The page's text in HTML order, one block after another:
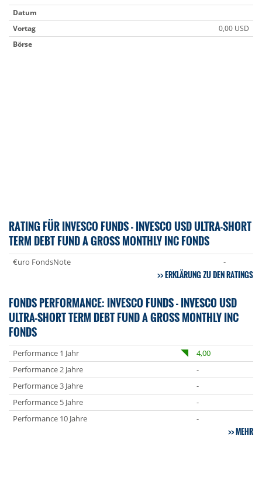
Datum
Vortag
0,00 USD
Börse
RATING FÜR INVESCO FUNDS - INVESCO USD ULTRA-SHORT
TERM DEBT FUND A GROSS MONTHLY INC FONDS
€uro FondsNote -
ERKLÄRUNG ZU DEN RATINGS
FONDS PERFORMANCE: INVESCO FUNDS - INVESCO USD
ULTRA-SHORT TERM DEBT FUND A GROSS MONTHLY INC
FONDS
Performance 1 Jahr
4,00
Performance 2 Jahre
-
Performance 3 Jahre
-
Performance 5 Jahre
-
Performance 10 Jahre
-
MEHR